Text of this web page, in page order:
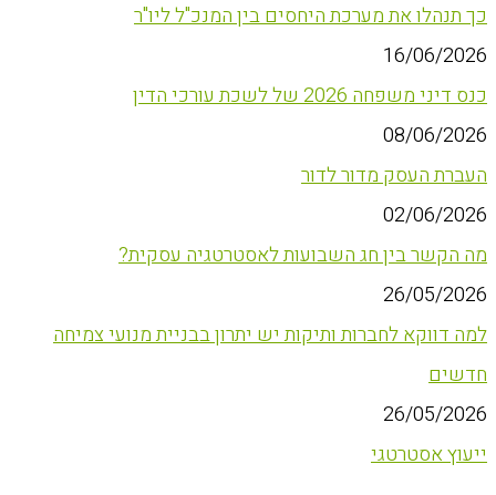
כך תנהלו את מערכת היחסים בין המנכ"ל ליו"ר
16/06/2026
כנס דיני משפחה 2026 של לשכת עורכי הדין
08/06/2026
העברת העסק מדור לדור
02/06/2026
מה הקשר בין חג השבועות לאסטרטגיה עסקית?
26/05/2026
למה דווקא לחברות ותיקות יש יתרון בבניית מנועי צמיחה
חדשים
26/05/2026
ייעוץ אסטרטגי